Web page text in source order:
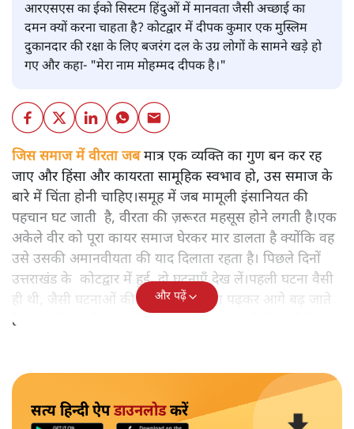
आरएसएस का ईको सिस्टम हिंदुओं में मानवता जैसी अच्छाई का
दमन क्यों करना चाहता है? कोटद्वार में दीपक कुमार एक मुस्लिम
दुकानदार की रक्षा के लिए बजरंग दल के उग्र लोगों के सामने खड़े हो
गए और कहा- "मेरा नाम मोहम्मद दीपक है।"
जिस समाज में वीरता जबमात्र एक व्यक्ति का गुण बन कर रह
जाए और हिंसा और कायरता सामूहिक स्वभाव हो, उस समाज के
बारे में चिंता होनी चाहिए।समूह में जब मामूली इंसानियत की
पहचान घट जाती है, वीरता की ज़रूरत महसूस होने लगती है।एक
अकेले वीर को पूरा कायर समाज घेरकर मार डालता है क्योंकि वह
उसे उसकी अमानवीयता की याद दिलाता रहता है। पिछले दिनों
उत्तराखंड के कोटद्वार में हुई दो घटनाएँ देख लें।पहली घटना वैसी
ही थी, जैसी घटनाओं की खबर हम रोज़ाना पढ़कर आगे बढ़ जाते
हैं।भारत के तक़रीबन हर हिस्से से ऐसी खबर आती ही रहती है।
और पढ़ें
सत्य हिन्दी ऐपडाउनलोडकरें